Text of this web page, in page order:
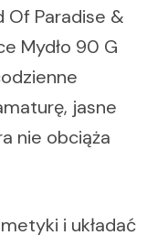
Of Paradise &
Mydło 90 G
jasne
nie obciąża
i układać